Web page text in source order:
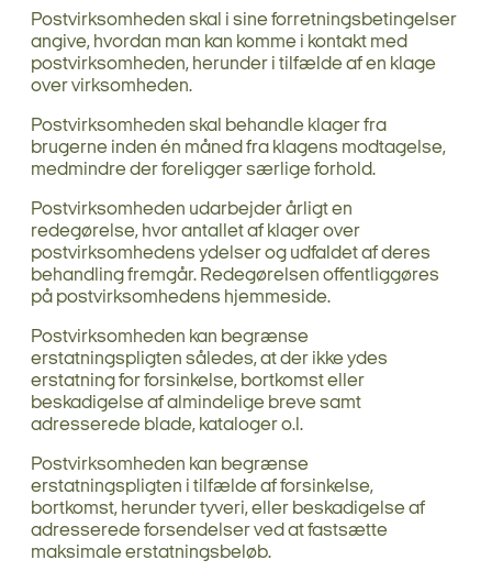
Postvirksomheden skal i sine forretningsbetingelser
angive, hvordan man kan komme i kontakt med
postvirksomheden, herunder i tilfælde af en klage
over virksomheden.
Postvirksomheden skal behandle klager fra
brugerne inden én måned fra klagens modtagelse,
medmindre der foreligger særlige forhold.
Postvirksomheden udarbejder årligt en
redegørelse, hvor antallet af klager over
postvirksomhedens ydelser og udfaldet af deres
behandling fremgår. Redegørelsen offentliggøres
på postvirksomhedens hjemmeside.
Postvirksomheden kan begrænse
erstatningspligten således, at der ikke ydes
erstatning for forsinkelse, bortkomst eller
beskadigelse af almindelige breve samt
adresserede blade, kataloger o.l.
Postvirksomheden kan begrænse
erstatningspligten i tilfælde af forsinkelse,
bortkomst, herunder tyveri, eller beskadigelse af
adresserede forsendelser ved at fastsætte
maksimale erstatningsbeløb.